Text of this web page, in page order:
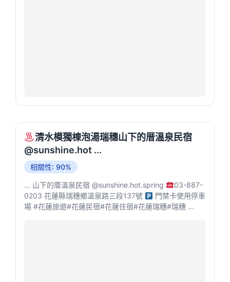
清水模獨棟泡湯瑞穗山下的厝溫泉民宿
@sunshine.hot ...
相關性: 90%
... 山下的厝溫泉民宿 @sunshine.hot.spring
03-887-
0203 花蓮縣瑞穗鄉溫泉路三段137號
門禁卡使用停車
場 #花蓮旅遊#花蓮民宿#花蓮住宿#花蓮瑞穗#瑞穗 ...